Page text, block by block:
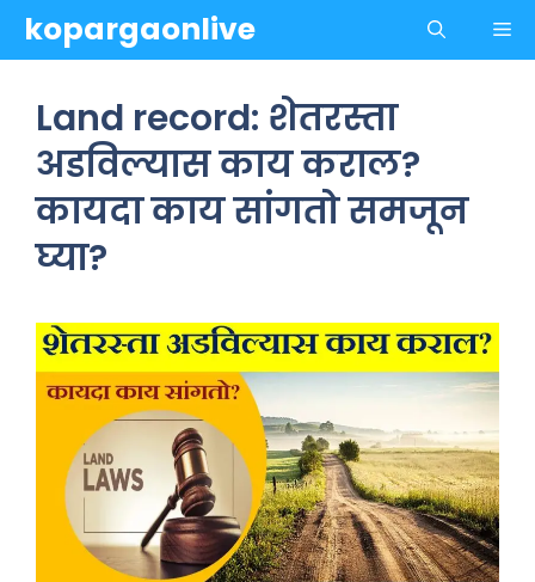
Skipkopargaonlive
Land record: शेतरस्ता
अडविल्यास काय कराल?
कायदा काय सांगतो समजून
घ्या?